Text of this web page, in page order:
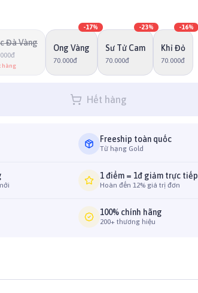
Đà Vàng
hàng
Ong Vàng
70.000đ
-17%
Sư Tử Cam
70.000đ
-23%
Khỉ Đỏ
70.000đ
-16%
Hết hàng
Freeship toàn quốc
Từ hạng Gold
1 điểm = 1đ giảm trực tiếp
Hoàn đến 12% giá trị đơn
100% chính hãng
200+ thương hiệu